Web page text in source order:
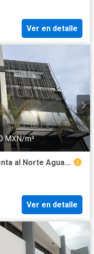
Ver en detalle
MXN/m²
Locales comerciales en preventa al Norte Aguascalientes Eugenio Garza Sada
Ver en detalle